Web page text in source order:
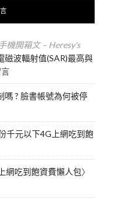
機開箱文 – Heresy's
磁波輻射值(SAR)最高與
嗎 ? 臉書帳號為何被停
千元以下4G上網吃到飽
網吃到飽資費懶人包〉